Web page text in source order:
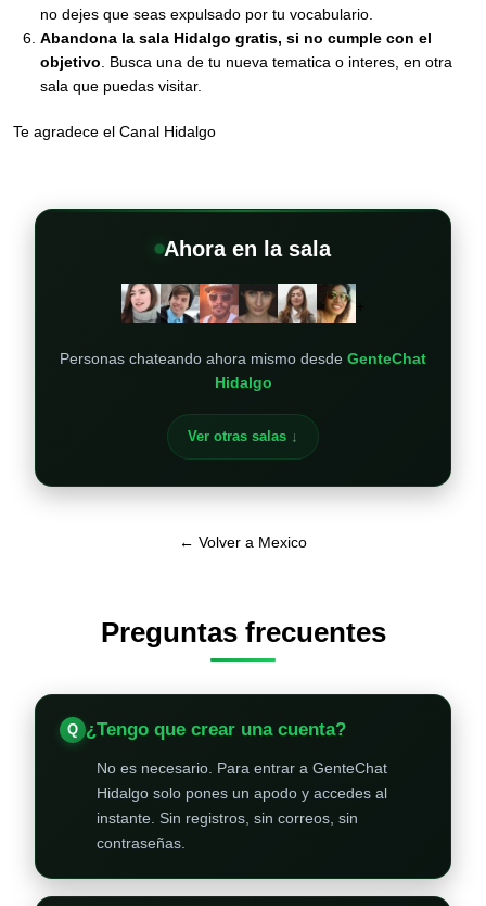
no dejes que seas expulsado por tu vocabulario.
Abandona la sala Hidalgo gratis, si no cumple con el
objetivo . Busca una de tu nueva tematica o interes, en otra
sala que puedas visitar.
Te agradece el Canal Hidalgo
Ahora en la sala
Personas chateando ahora mismo desde GenteChat
Hidalgo
Ver otras salas ↓
← Volver a Mexico
Preguntas frecuentes
¿Tengo que crear una cuenta?
No es necesario. Para entrar a GenteChat
Hidalgo solo pones un apodo y accedes al
instante. Sin registros, sin correos, sin
contraseñas.